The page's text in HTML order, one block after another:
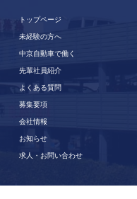
トップページ
未経験の方へ
中京自動車で働く
先輩社員紹介
よくある質問
募集要項
会社情報
お知らせ
求人・お問い合わせ